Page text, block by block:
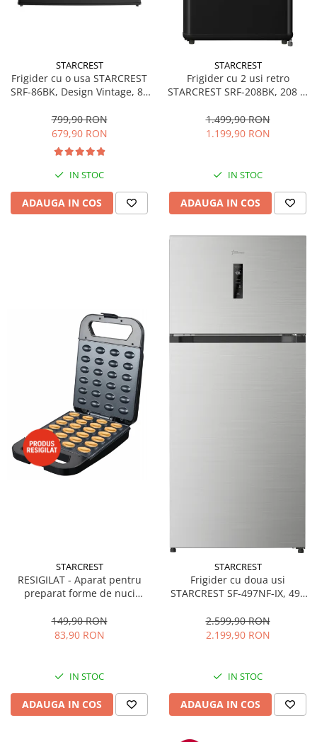
STARCREST
Frigider cu o usa STARCREST
SRF-86BK, Design Vintage, 85
interioara, H 84 cm, Negru
799,90 RON
679,90 RON
IN STOC
ADAUGA IN COS
STARCREST
Frigider cu 2 usi retro
STARCREST SRF-208BK, 208 L,
Iluminare LED, Termostat
Reglabil, H 147 cm, Negru
1.499,90 RON
1.199,90 RON
IN STOC
ADAUGA IN COS
STARCREST
RESIGILAT - Aparat pentru
preparat forme de nuci
forme, 1400W, Indicator
luminos, Placi antiaderente,
149,90 RON
83,90 RON
IN STOC
ADAUGA IN COS
STARCREST
Frigider cu doua usi
STARCREST SF-497NF-IX, 497
Inverter, Clasa E, Display,
Functie super racire, Blocare
2.599,90 RON
2.199,90 RON
IN STOC
ADAUGA IN COS